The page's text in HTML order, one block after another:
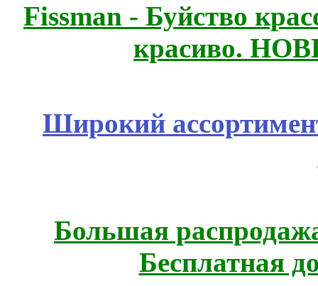
Fissmаn - Буйство
красиво.
Широкий
Большая
Бесплатная